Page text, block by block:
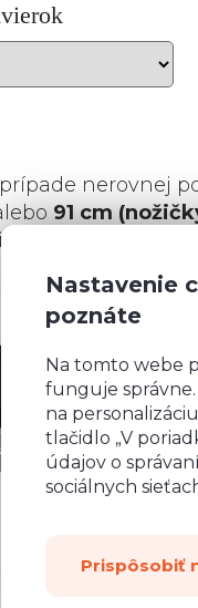
nerovnej
91 cm
nožičky 15
cm
skrinku
+ 4,07 €
Nastavenie
poznáte
Na tomto webe
funguje správne.
na
tlačidlo „V
údajov o
sociálnych
Prispôsobiť